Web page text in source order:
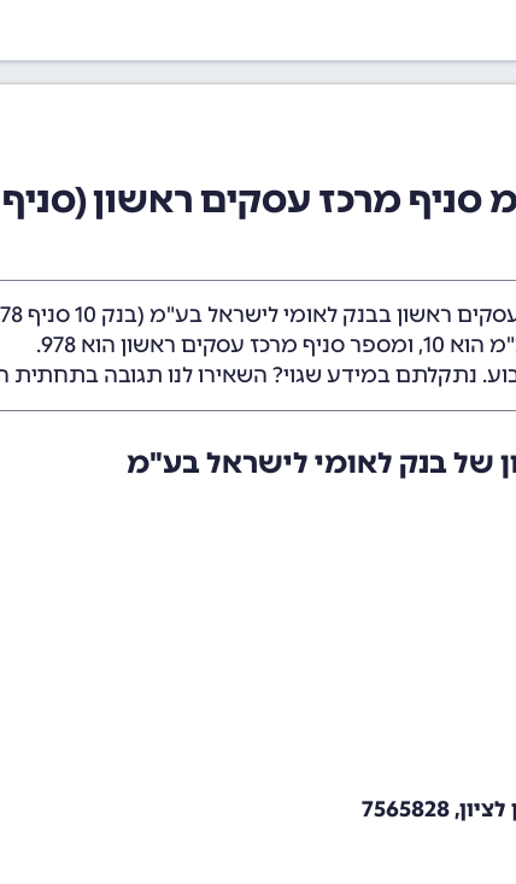
מרכז עסקים ראשון (סניף 978)
ראשון בבנק לאומי לישראל בע"מ (בנק 10
סניף 978).
10
, ומספר סניף מרכז עסקים ראשון הוא 978.
נתקלתם במידע שגוי? השאירו לנו תגובה
של בנק לאומי לישראל בע"מ